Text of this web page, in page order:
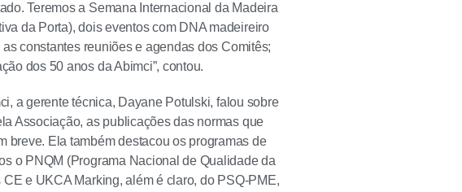
Teremos a Semana Internacional da Madeira
da Porta), dois eventos com DNA madeireiro
constantes reuniões e agendas dos Comitês;
dos 50 anos da Abimci”, contou.
a gerente técnica, Dayane Potulski, falou sobre
Associação, as publicações das normas que
breve. Ela também destacou os programas de
o PNQM (Programa Nacional de Qualidade da
e UKCA Marking, além é claro, do PSQ-PME,